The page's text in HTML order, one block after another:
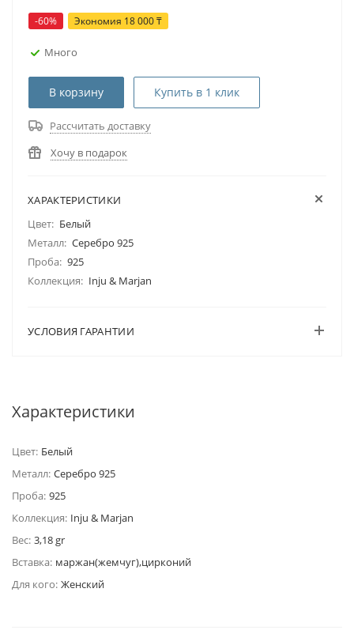
-60% Экономия 18 000₸
Много
В корзину Купить в 1 клик
Рассчитать доставку
Хочу в подарок
ХАРАКТЕРИСТИКИ
Цвет: Белый
Металл: Серебро 925
Проба: 925
Коллекция: Inju & Marjan
УСЛОВИЯ ГАРАНТИИ
Характеристики
Цвет: Белый
Металл: Серебро 925
Проба: 925
Коллекция: Inju & Marjan
Вес: 3,18 gr
Вставка: маржан(жемчуг),цирконий
Для кого: Женский